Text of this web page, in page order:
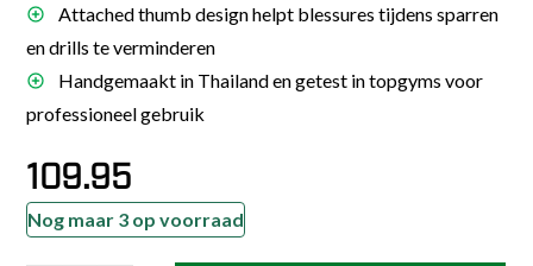
Attached thumb design helpt blessures tijdens sparren
en drills te verminderen
Handgemaakt in Thailand en getest in topgyms voor
professioneel gebruik
109.95
Nog maar 3 op voorraad